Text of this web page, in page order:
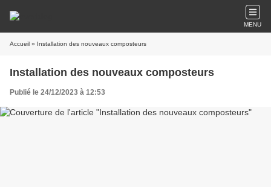
MENU
Accueil » Installation des nouveaux composteurs
Installation des nouveaux composteurs
Publié le 24/12/2023 à 12:53